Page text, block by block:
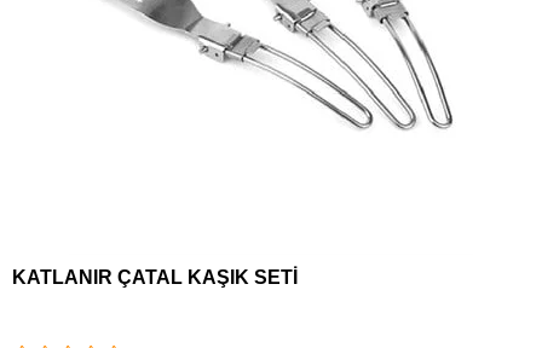
KATLANIR ÇATAL KAŞIK SETİ